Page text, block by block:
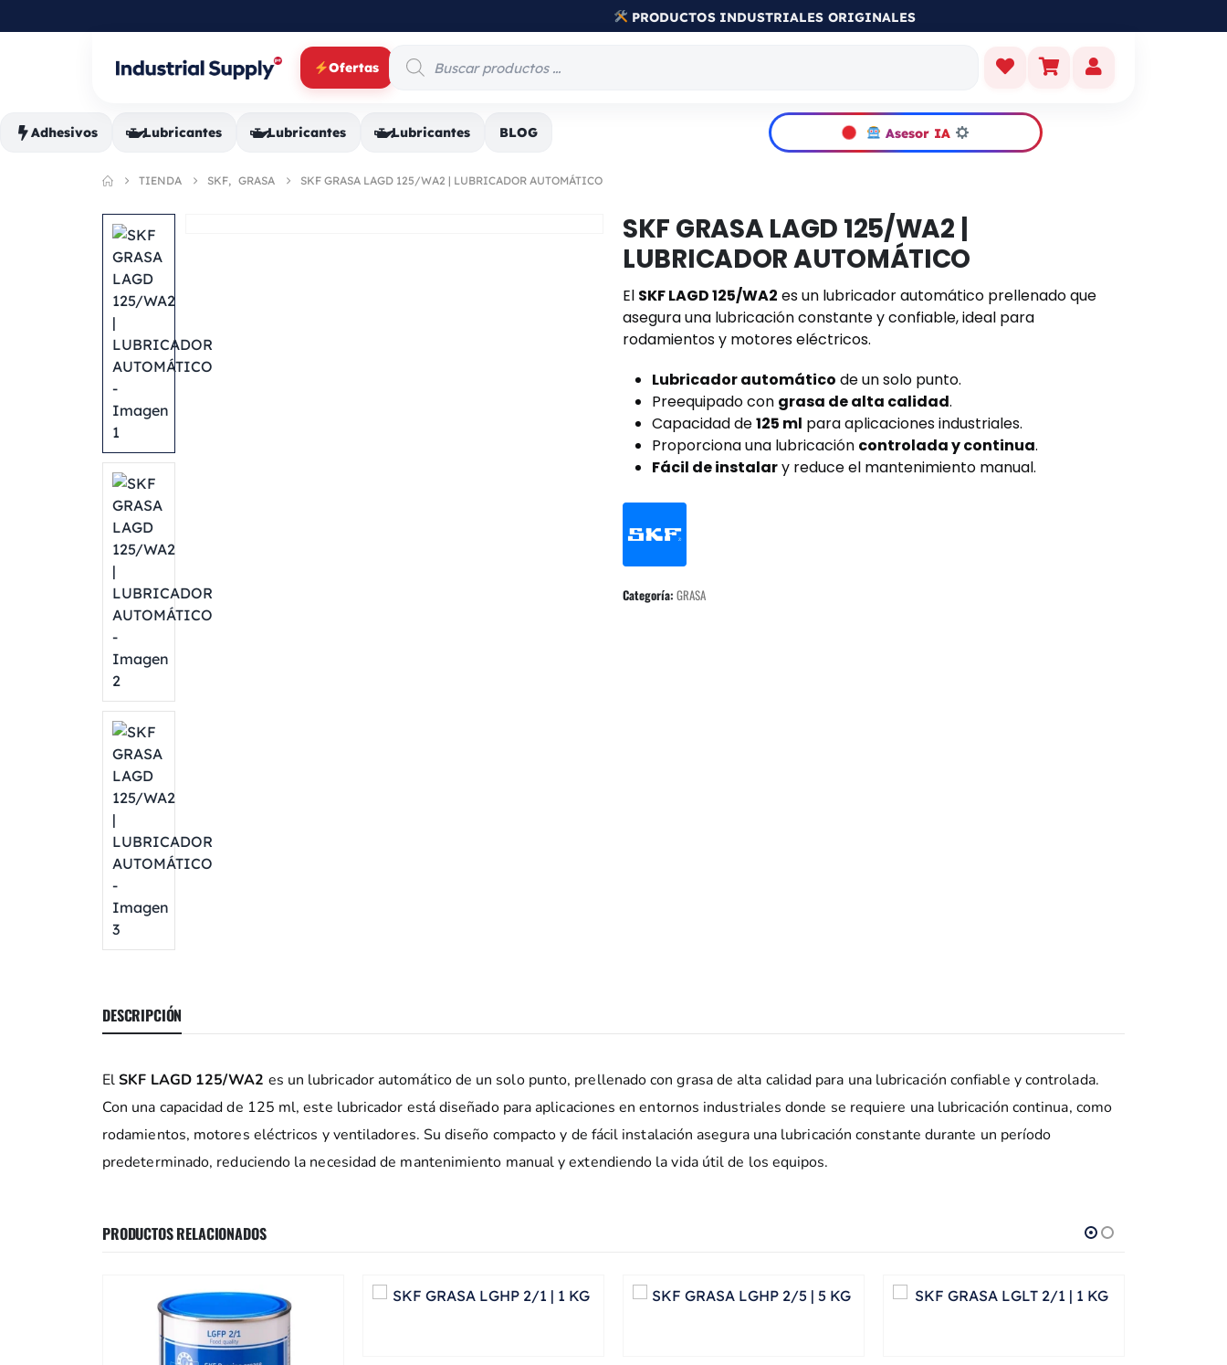
PRODUCTOS INDUSTRIALES ORIGINALES
Ofertas
Adhesivos Lubricantes Lubricantes Lubricantes BLOG Asesor IA
TIENDA SKF, GRASA SKF GRASA LAGD 125/WA2 | LUBRICADOR AUTOMÁTICO
SKF GRASA LAGD 125/WA2 |
LUBRICADOR AUTOMÁTICO
El SKF LAGD 125/WA2 es un lubricador automático prellenado que
asegura una lubricación constante y confiable, ideal para
rodamientos y motores eléctricos.
Lubricador automático de un solo punto.
Preequipado con grasa de alta calidad.
Capacidad de125 ml para aplicaciones industriales.
Proporciona una lubricación controlada y continua.
Fácil de instalary reduce el mantenimiento manual.
Categoría: GRASA
DESCRIPCIÓN
ElSKF LAGD 125/WA2 es un lubricador automático de un solo punto, prellenado con grasa de alta calidad para una lubricación confiable y controlada.
Con una capacidad de 125 ml, este lubricador está diseñado para aplicaciones en entornos industriales donde se requiere una lubricación continua, como
rodamientos, motores eléctricos y ventiladores. Su diseño compacto y de fácil instalación asegura una lubricación constante durante un período
predeterminado, reduciendo la necesidad de mantenimiento manual y extendiendo la vida útil de los equipos.
PRODUCTOS RELACIONADOS